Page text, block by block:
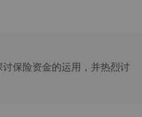
保险资金的运用，并热烈讨